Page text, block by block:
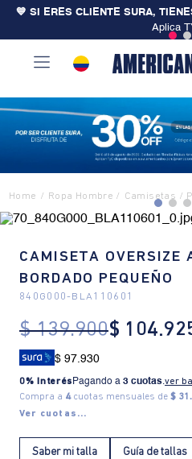
💙 SI ERES CLIENTE SURA,
Aplica
Ropa Hombre Camisetas
CAMISETA OVERSIZE
BORDADO PEQUEÑO
840G000- BLA110601
$ 139.900$ 104.
$ 97.930
0% Interés Pagando a 3 cuotas.ver
Compra a 4cuotas mensuales de $
Ver cuotas...
Saber mi talla Guía de tallas